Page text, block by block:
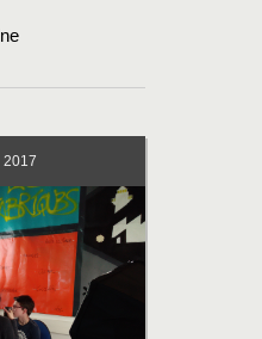
2017